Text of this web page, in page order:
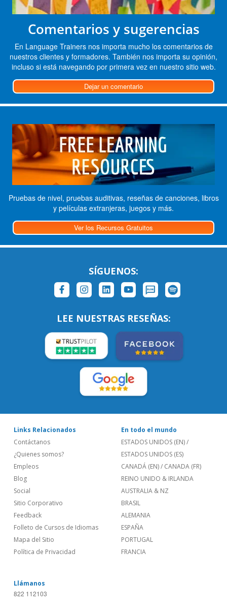
Comentarios y sugerencias
En Language Trainers nos importa mucho los comentarios de
nuestros clientes y formadores. También nos importa su opinión,
incluso si está navegando por primera vez en nuestro sitio web.
Dejar un comentario
Pruebas de nivel, pruebas auditivas, reseñas de canciones, libros
y películas extranjeras, juegos y más.
Ver los Recursos Gratuitos
SÍGUENOS:
LEE NUESTRAS RESEÑAS:
Links Relacionados
Contáctanos
¿Quienes somos?
Empleos
Blog
Social
Sitio Corporativo
Feedback
Folleto de Cursos de Idiomas
Mapa del Sitio
Política de Privacidad
En todo el mundo
ESTADOS UNIDOS (EN)/
ESTADOS UNIDOS (ES)
CANADÁ (EN)/ CANADA (FR)
REINO UNIDO & IRLANDA
AUSTRALIA & NZ
BRASIL
ALEMANIA
ESPAÑA
PORTUGAL
FRANCIA
Llámanos
822 112103